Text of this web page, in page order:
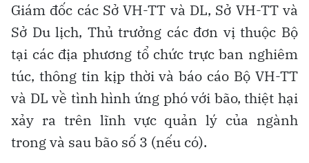
Giám đốc các Sở VH-TT và DL, Sở VH-TT và
Sở Du lịch, Thủ trưởng các đơn vị thuộc Bộ
tại các địa phương tổ chức trực ban nghiêm
túc, thông tin kịp thời và báo cáo Bộ VH-TT
và DL về tình hình ứng phó với bão, thiệt hại
xảy ra trên lĩnh vực quản lý của ngành
trong và sau bão số 3 (nếu có).